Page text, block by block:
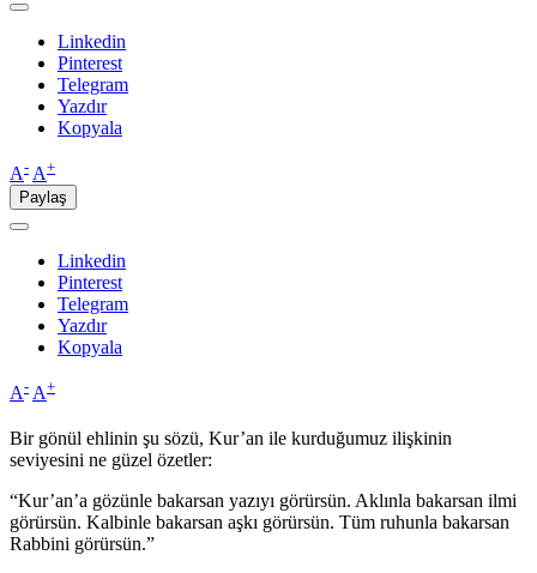
Linkedin
Pinterest
Telegram
Yazdır
Kopyala
A- A+
Paylaş
Linkedin
Pinterest
Telegram
Yazdır
Kopyala
A- A+
Bir gönül ehlinin şu sözü, Kur’an ile kurduğumuz ilişkinin
seviyesini ne güzel özetler:
“Kur’an’a gözünle bakarsan yazıyı görürsün. Aklınla bakarsan ilmi
görürsün. Kalbinle bakarsan aşkı görürsün. Tüm ruhunla bakarsan
Rabbini görürsün.”